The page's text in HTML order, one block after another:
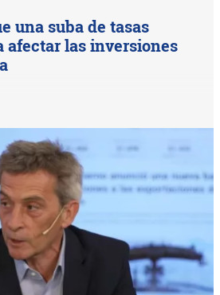
una suba de tasas
afectar las inversiones